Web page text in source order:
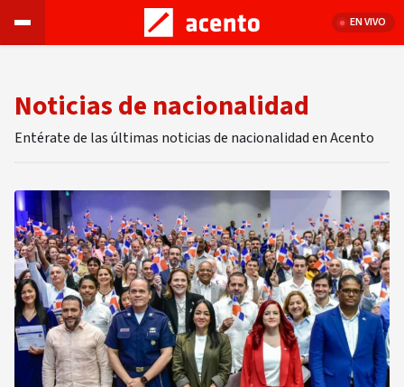
EN VIVO
Noticias de nacionalidad
Entérate de las últimas noticias de nacionalidad en Acento